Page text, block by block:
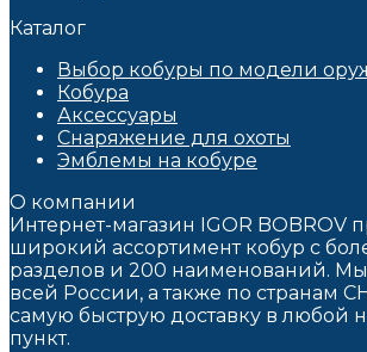
Каталог
Выбор кобуры по модели
Кобура
Аксессуары
Снаряжение для охоты
Эмблемы на кобуре
О компании
Интернет-магазин IGOR BOBROV
широкий ассортимент кобур c
разделов и 200 наименований.
всей России, а также по странам
самую быструю доставку в любой
пункт.